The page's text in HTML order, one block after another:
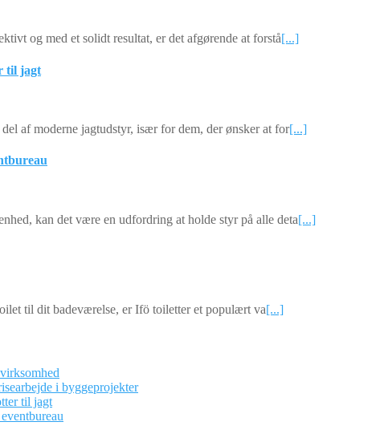
og med et solidt resultat, er det afgørende at forstå[...]
til jagt
af moderne jagtudstyr, især for dem, der ønsker at for[...]
kan det være en udfordring at holde styr på alle deta[...]
til dit badeværelse, er Ifö toiletter et populært va[...]
i byggeprojekter
til jagt